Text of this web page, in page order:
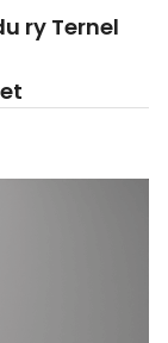
ry Ternel